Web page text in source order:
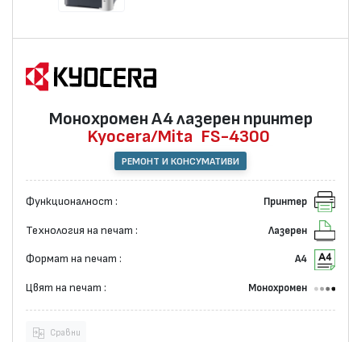
Монохромен А4 лазерен принтер
Kyocera/Mita FS-4300
РЕМОНТ И КОНСУМАТИВИ
Функционалност : Принтер
Технология на печат : Лазерен
Формат на печат : А4
Цвят на печат : Монохромен
Сравни